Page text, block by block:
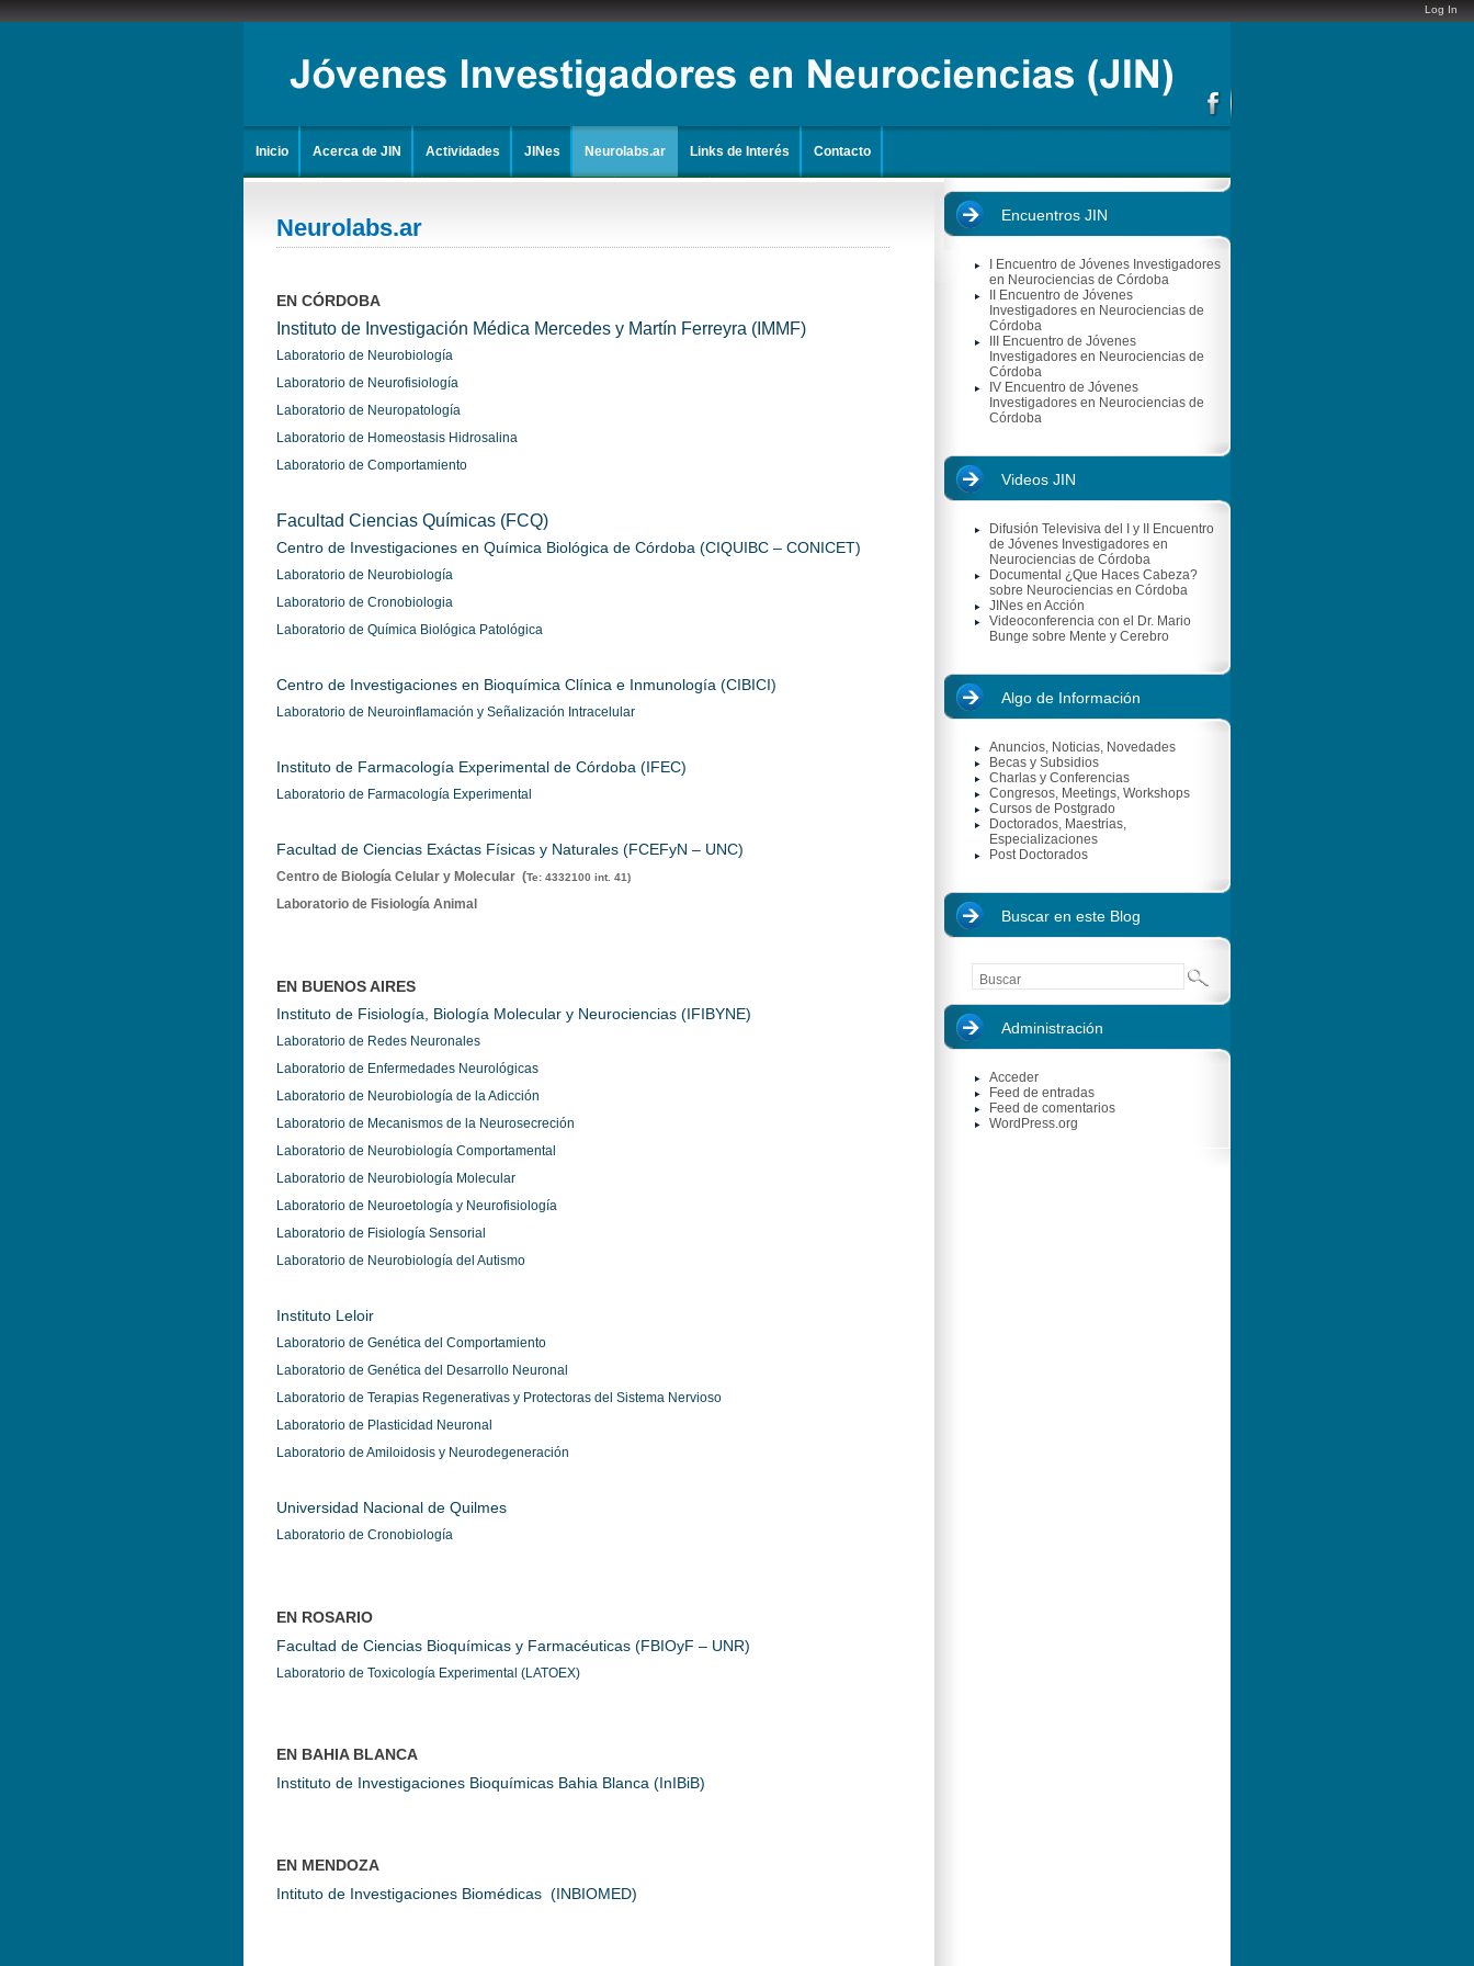
Neurolabs.ar
EN CÓRDOBA
Instituto de Investigación Médica Mercedes y Martín Ferreyra (IMMF)
Laboratorio de Neurobiología
Laboratorio de Neurofisiología
Laboratorio de Neuropatología
Laboratorio de Homeostasis Hidrosalina
Laboratorio de Comportamiento
Facultad Ciencias Químicas (FCQ)
Centro de Investigaciones en Química Biológica de Córdoba (CIQUIBC – CONICET)
Laboratorio de Neurobiología
Laboratorio de Cronobiologia
Laboratorio de Química Biológica Patológica
Centro de Investigaciones en Bioquímica Clínica e Inmunología (CIBICI)
Laboratorio de Neuroinflamación y Señalización Intracelular
Instituto de Farmacología Experimental de Córdoba (IFEC)
Laboratorio de Farmacología Experimental
Facultad de Ciencias Exáctas Físicas y Naturales (FCEFyN – UNC)
Centro de Biología Celular y Molecular (Te: 4332100 int. 41)
Laboratorio de Fisiología Animal
EN BUENOS AIRES
Instituto de Fisiología, Biología Molecular y Neurociencias (IFIBYNE)
Laboratorio de Redes Neuronales
Laboratorio de Enfermedades Neurológicas
Laboratorio de Neurobiología de la Adicción
Laboratorio de Mecanismos de la Neurosecreción
Laboratorio de Neurobiología Comportamental
Laboratorio de Neurobiología Molecular
Laboratorio de Neuroetología y Neurofisiología
Laboratorio de Fisiología Sensorial
Laboratorio de Neurobiología del Autismo
Instituto Leloir
Laboratorio de Genética del Comportamiento
Laboratorio de Genética del Desarrollo Neuronal
Laboratorio de Terapias Regenerativas y Protectoras del Sistema Nervioso
Laboratorio de Plasticidad Neuronal
Laboratorio de Amiloidosis y Neurodegeneración
Universidad Nacional de Quilmes
Laboratorio de Cronobiología
EN ROSARIO
Facultad de Ciencias Bioquímicas y Farmacéuticas (FBIOyF – UNR)
Laboratorio de Toxicología Experimental (LATOEX)
EN BAHIA BLANCA
Instituto de Investigaciones Bioquímicas Bahia Blanca (InIBiB)
EN MENDOZA
Intituto de Investigaciones Biomédicas (INBIOMED)
Encuentros JIN
I Encuentro de Jóvenes Investigadores
en Neurociencias de Córdoba
II Encuentro de Jóvenes
Investigadores en Neurociencias de
Córdoba
III Encuentro de Jóvenes
Investigadores en Neurociencias de
Córdoba
IV Encuentro de Jóvenes
Investigadores en Neurociencias de
Córdoba
Videos JIN
Difusión Televisiva del I y II Encuentro
de Jóvenes Investigadores en
Neurociencias de Córdoba
Documental ¿Que Haces Cabeza?
sobre Neurociencias en Córdoba
JINes en Acción
Videoconferencia con el Dr. Mario
Bunge sobre Mente y Cerebro
Algo de Información
Anuncios, Noticias, Novedades
Becas y Subsidios
Charlas y Conferencias
Congresos, Meetings, Workshops
Cursos de Postgrado
Doctorados, Maestrias,
Especializaciones
Post Doctorados
Buscar en este Blog
Administración
Acceder
Feed de entradas
Feed de comentarios
WordPress.org
Inicio Acerca de JIN Actividades JINes Neurolabs.ar Links de Interés Contacto
Log In